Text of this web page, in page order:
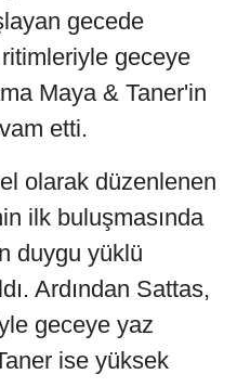
gecede
geceye
Maya & Taner'in
etti.
olarak düzenlenen
ilk buluşmasında
duygu yüklü
Ardından Sattas,
geceye yaz
ise yüksek